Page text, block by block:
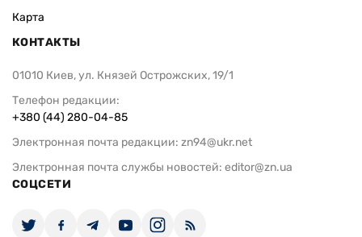
Карта
КОНТАКТЫ
01010 Киев, ул. Князей Острожских, 19/1
Телефон редакции:
+380 (44) 280-04-85
Электронная почта редакции: zn94@ukr.net
Электронная почта службы новостей: editor@zn.ua
СОЦСЕТИ